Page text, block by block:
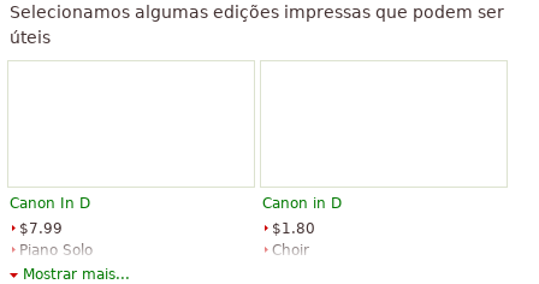
Selecionamos algumas edições impressas que podem ser
úteis
Canon In D
$7.99
Piano Solo
Music Sales
Canon in D
$1.80
Choir
Mostrar mais...